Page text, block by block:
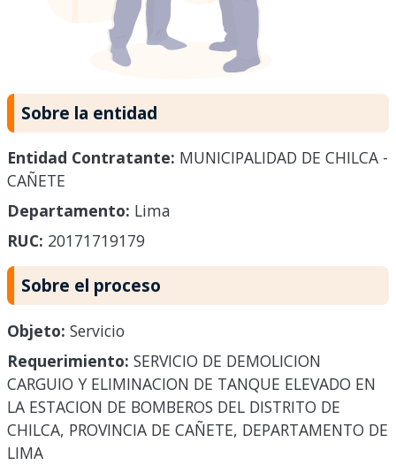
Sobre la entidad
Entidad Contratante: MUNICIPALIDAD DE CHILCA -
CAÑETE
Departamento: Lima
RUC: 20171719179
Sobre el proceso
Objeto: Servicio
Requerimiento: SERVICIO DE DEMOLICION
CARGUIO Y ELIMINACION DE TANQUE ELEVADO EN
LA ESTACION DE BOMBEROS DEL DISTRITO DE
CHILCA, PROVINCIA DE CAÑETE, DEPARTAMENTO DE
LIMA